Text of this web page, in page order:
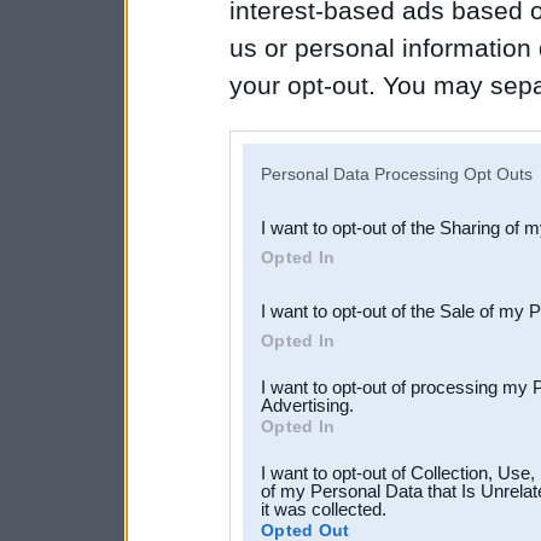
interest-based ads based
us or personal
your opt-out. You may
Downstream Participants
third parties.
Personal Data Processing Opt Outs
I want to opt-out of the Sharing of
Opted In
I want to opt-out of the Sale of my
Opted In
I want to opt-out of processing my
Advertising.
Opted In
I want to opt-out of Collection,
of my Personal Data that Is
it was collected.
Opted Out